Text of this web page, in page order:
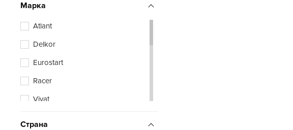
Марка
Atlant
Delkor
Eurostart
Racer
Vivat
Страна